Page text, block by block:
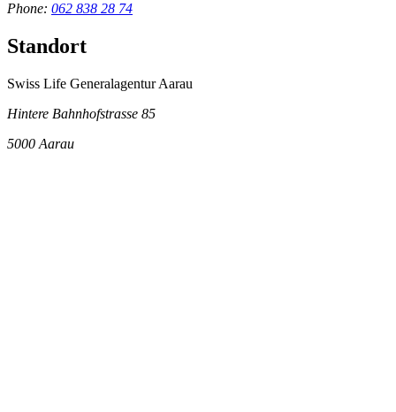
Phone: 062 838 28 74
Standort
Swiss Life Generalagentur Aarau
Hintere Bahnhofstrasse 85
5000 Aarau